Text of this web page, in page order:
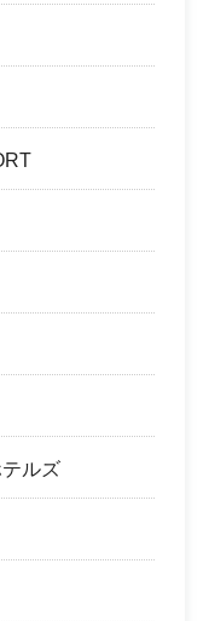
ルズ